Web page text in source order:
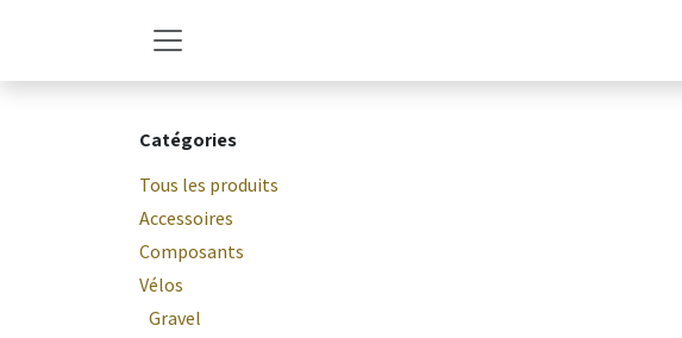
Catégories
Tous les produits
Accessoires
Composants
Vélos
Gravel